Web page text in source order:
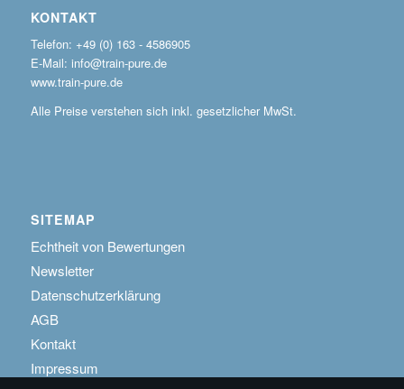
KONTAKT
Telefon: +49 (0) 163 - 4586905
E-Mail: info@train-pure.de
www.train-pure.de
Alle Preise verstehen sich inkl. gesetzlicher MwSt.
SITEMAP
Echtheit von Bewertungen
Newsletter
Datenschutzerklärung
AGB
Kontakt
Impressum